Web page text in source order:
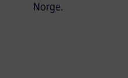
Norge.